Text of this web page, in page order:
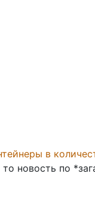
в
новость по